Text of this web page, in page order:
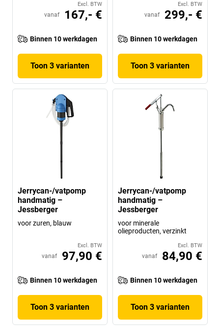
Excl. BTW
vanaf 167,- €
Binnen 10 werkdagen
Toon 3 varianten
Excl. BTW
vanaf 299,- €
Binnen 10 werkdagen
Toon 3 varianten
Jerrycan-/vatpomp
handmatig –
Jessberger
voor zuren, blauw
Excl. BTW
vanaf 97,90 €
Binnen 10 werkdagen
Toon 3 varianten
Jerrycan-/vatpomp
handmatig –
Jessberger
voor minerale
olieproducten, verzinkt
Excl. BTW
vanaf 84,90 €
Binnen 10 werkdagen
Toon 3 varianten